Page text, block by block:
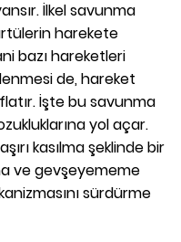
İlkel savunma
harekete
bazı hareketleri
de, hareket
İşte bu savunma
yol açar.
kasılma şeklinde bir
ve gevşeyememe
sürdürme